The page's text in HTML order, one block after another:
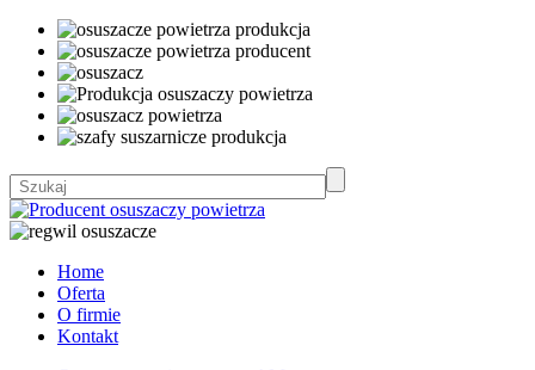
Home
Oferta
O firmie
Kontakt